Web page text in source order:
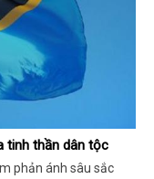
tinh thần dân tộc
phản ánh sâu sắc